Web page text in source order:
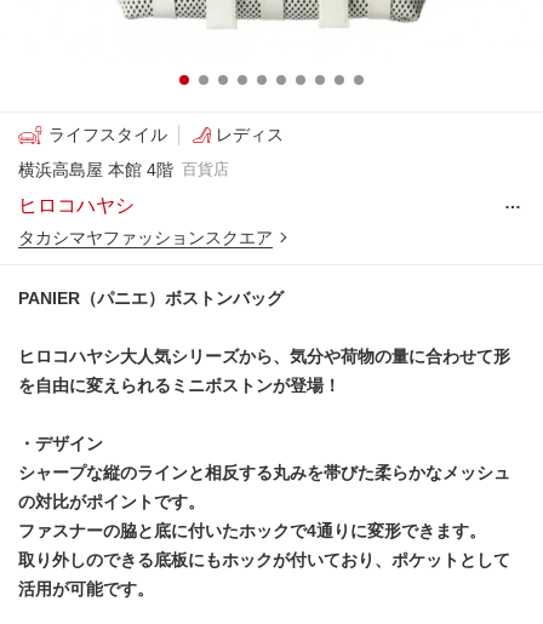
ライフスタイル
レディス
横浜高島屋 本館 4階 百貨店
ヒロコハヤシ
…
タカシマヤファッションスクエア
PANIER（パニエ）ボストンバッグ
ヒロコハヤシ大人気シリーズから、気分や荷物の量に合わせて形
を自由に変えられるミニボストンが登場！
・デザイン
シャープな縦のラインと相反する丸みを帯びた柔らかなメッシュ
の対比がポイントです。
ファスナーの脇と底に付いたホックで4通りに変形できます。
取り外しのできる底板にもホックが付いており、ポケットとして
活用が可能です。